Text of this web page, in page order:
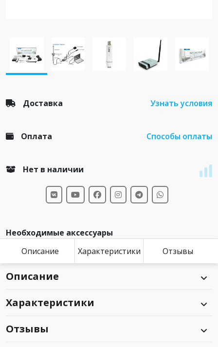
Доставка Узнать условия
Оплата Способы оплаты
Нет в наличии
Необходимые аксессуары
Описание
Характеристики Отзывы
Описание
Характеристики
Отзывы